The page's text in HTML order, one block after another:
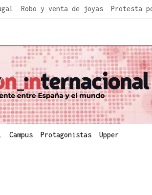
Robo y venta de joyas Protesta
Campus Protagonistas Upper